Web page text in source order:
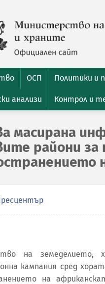
ОСП Политики и
анализи Контрол и
масирана
райони за
на земеделието,
кампания сред
на